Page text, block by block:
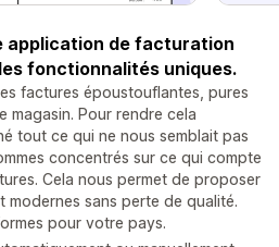
application de facturation
fonctionnalités uniques.
factures époustouflantes, pures
magasin. Pour rendre cela
tout ce qui ne nous semblait pas
concentrés sur ce qui compte
Cela nous permet de proposer
modernes sans perte de qualité.
pour votre pays.